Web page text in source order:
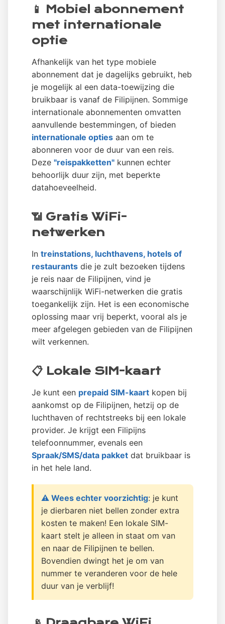
📱 Mobiel abonnement
met internationale
optie
Afhankelijk van het type mobiele
abonnement dat je dagelijks gebruikt, heb
je mogelijk al een data-toewijzing die
bruikbaar is vanaf de Filipijnen. Sommige
internationale abonnementen omvatten
aanvullende bestemmingen, of bieden
internationale opties aan om te
abonneren voor de duur van een reis.
Deze "reispakketten" kunnen echter
behoorlijk duur zijn, met beperkte
datahoeveelheid.
📶 Gratis WiFi-
netwerken
In treinstations, luchthavens, hotels of
restaurants die je zult bezoeken tijdens
je reis naar de Filipijnen, vind je
waarschijnlijk WiFi-netwerken die gratis
toegankelijk zijn. Het is een economische
oplossing maar vrij beperkt, vooral als je
meer afgelegen gebieden van de Filipijnen
wilt verkennen.
📋 Lokale SIM-kaart
Je kunt een prepaid SIM-kaart kopen bij
aankomst op de Filipijnen, hetzij op de
luchthaven of rechtstreeks bij een lokale
provider. Je krijgt een Filipijns
telefoonnummer, evenals een
Spraak/SMS/data pakket dat bruikbaar is
in het hele land.
⚠️ Wees echter voorzichtig: je kunt
je dierbaren niet bellen zonder extra
kosten te maken! Een lokale SIM-
kaart stelt je alleen in staat om van
en naar de Filipijnen te bellen.
Bovendien dwingt het je om van
nummer te veranderen voor de hele
duur van je verblijf!